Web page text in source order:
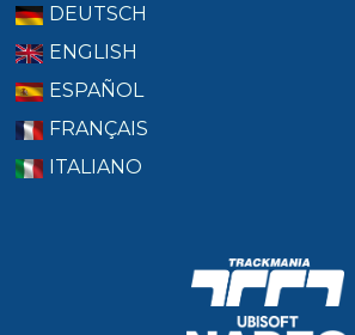
DEUTSCH
ENGLISH
ESPAÑOL
FRANÇAIS
ITALIANO